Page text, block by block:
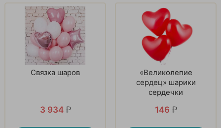
Связка шаров
3 934 ₽
«Великолепие
сердец» шарики
сердечки
146 ₽